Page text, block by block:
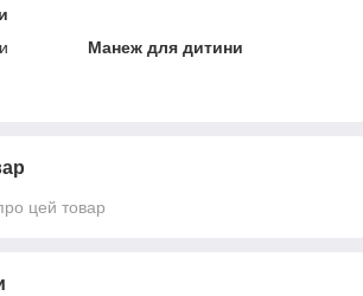
Манеж для дитини
цей товар